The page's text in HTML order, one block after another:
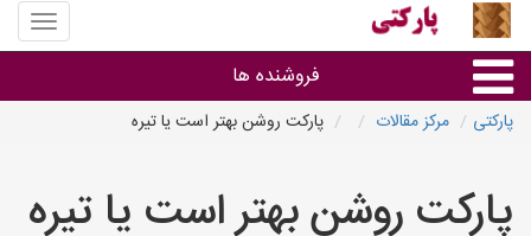
منوی
سایت
فروشنده ها
استان ها
پارکتی مرکز مقالات پارکت روشن بهتر است یا تیره
پارکت روشن بهتر است یا تیره